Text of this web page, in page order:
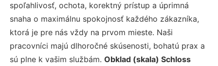
spoľahlivosť, ochota, korektný prístup a úprimná
snaha o maximálnu spokojnosť každého zákazníka,
ktorá je pre nás vždy na prvom mieste. Naši
pracovníci majú dlhoročné skúsenosti, bohatú prax a
sú plne k vašim službám. Obklad (skala) Schloss